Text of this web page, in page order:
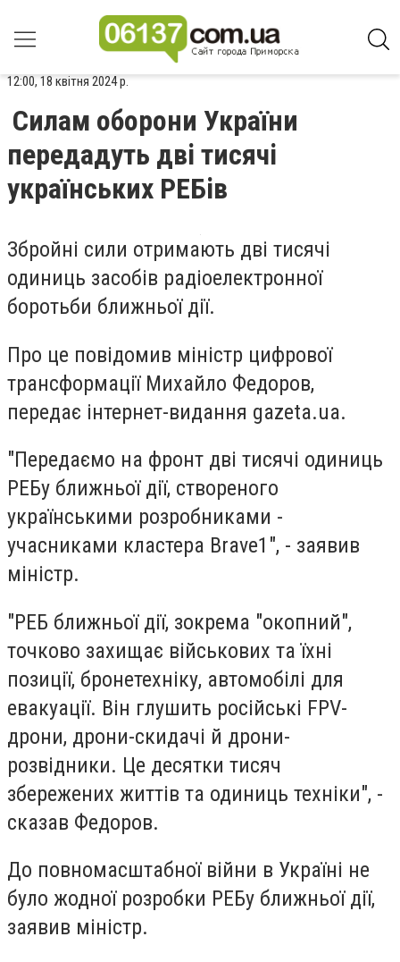
12:00, 18 квітня 2024 р.
Силам оборони України
передадуть дві тисячі
українських РЕБів
Збройні сили отримають дві тисячі
одиниць засобів радіоелектронної
боротьби ближньої дії.
Про це повідомив міністр цифрової
трансформації Михайло Федоров,
передає інтернет-видання gazeta.ua.
"Передаємо на фронт дві тисячі одиниць
РЕБу ближньої дії, створеного
українськими розробниками -
учасниками кластера Brave1", - заявив
міністр.
"РЕБ ближньої дії, зокрема "окопний",
точково захищає військових та їхні
позиції, бронетехніку, автомобілі для
евакуації. Він глушить російські FPV-
дрони, дрони-скидачі й дрони-
розвідники. Це десятки тисяч
збережених життів та одиниць техніки", -
сказав Федоров.
До повномасштабної війни в Україні не
було жодної розробки РЕБу ближньої дії,
заявив міністр.